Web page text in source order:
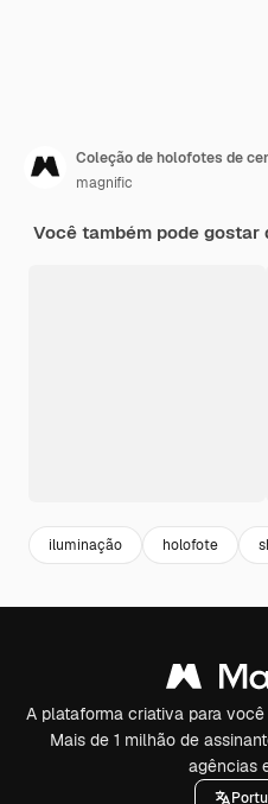
Coleção de holofotes de
magnific
Você também pode gostar
iluminação holofote
A plataforma criativa para
Mais de 1 milhão de
agências